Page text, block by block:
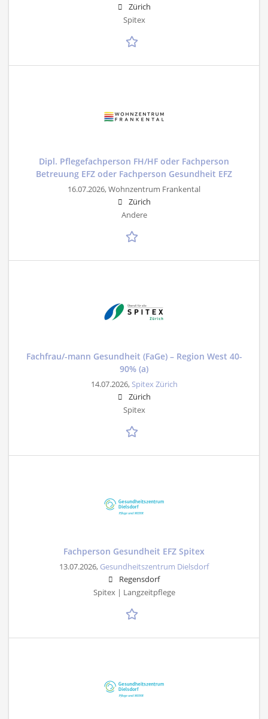
Zürich
Spitex
Dipl. Pflegefachperson FH/HF oder Fachperson
Betreuung EFZ oder Fachperson Gesundheit EFZ
16.07.2026,Wohnzentrum Frankental
Zürich
Andere
Fachfrau/-mann Gesundheit (FaGe) – Region West 40-
90% (a)
14.07.2026, Spitex Zürich
Zürich
Spitex
Fachperson Gesundheit EFZ Spitex
13.07.2026, Gesundheitszentrum Dielsdorf
Regensdorf
Spitex | Langzeitpflege